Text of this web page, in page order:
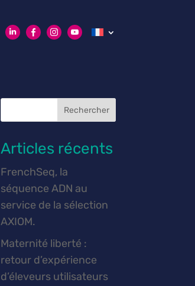
Rechercher
Articles récents
FrenchSeq, la
séquence ADN au
service de la sélection
AXIOM.
Maternité liberté :
retour d’expérience
d’éleveurs utilisateurs